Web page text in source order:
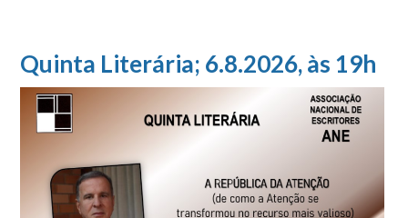
Quinta Literária; 6.8.2026, às 19h